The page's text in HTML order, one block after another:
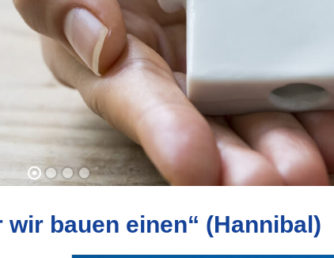
bauen einen“ (Hannibal)